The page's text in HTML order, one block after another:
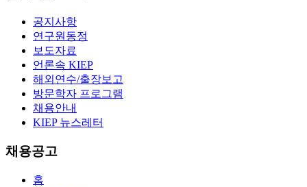
공지사항
연구원동정
보도자료
언론속 KIEP
해외연수/출장보고
방문학자 프로그램
채용안내
KIEP 뉴스레터
채용공고
홈